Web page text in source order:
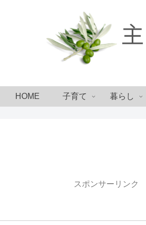
HOME 子育て 暮らし
スポンサーリンク